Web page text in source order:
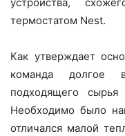
термостатом Nest.
Как утверждает
команда долгое
подходящего
Необходимо было
отличался малой